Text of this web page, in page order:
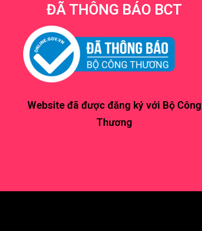
ĐÃ THÔNG BÁO BCT
Website đã được đăng ký với Bộ Công
Thương